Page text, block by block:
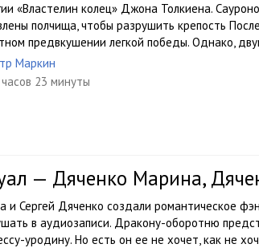
«Властелин колец» Джона Толкиена.
полчища, чтобы разрушить крепость
предвкушении легкой победы. Однако,
Маркин
23 минуты
— Дяченко Марина,
и Сергей Дяченко создали романтическое
в аудиозаписи. Дракону-оборотню
уродину. Но есть он ее не хочет, как не